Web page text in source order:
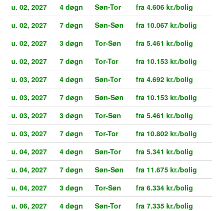
u. 02, 2027
4 døgn Søn-Tor
fra 4.606 kr./bolig
u. 02, 2027
7 døgn Søn-Søn
fra 10.067 kr./bolig
u. 02, 2027
3 døgn Tor-Søn
fra 5.461 kr./bolig
u. 02, 2027
7 døgn Tor-Tor
fra 10.153 kr./bolig
u. 03, 2027
4 døgn Søn-Tor
fra 4.692 kr./bolig
u. 03, 2027
7 døgn Søn-Søn
fra 10.153 kr./bolig
u. 03, 2027
3 døgn Tor-Søn
fra 5.461 kr./bolig
u. 03, 2027
7 døgn Tor-Tor
fra 10.802 kr./bolig
u. 04, 2027
4 døgn Søn-Tor
fra 5.341 kr./bolig
u. 04, 2027
7 døgn Søn-Søn
fra 11.675 kr./bolig
u. 04, 2027
3 døgn Tor-Søn
fra 6.334 kr./bolig
u. 06, 2027
4 døgn Søn-Tor
fra 7.335 kr./bolig